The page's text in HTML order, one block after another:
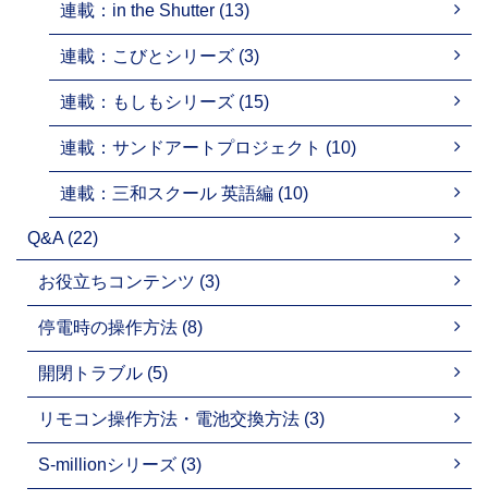
連載：in the Shutter (13)
連載：こびとシリーズ (3)
連載：もしもシリーズ (15)
連載：サンドアートプロジェクト (10)
連載：三和スクール 英語編 (10)
Q&A (22)
お役立ちコンテンツ (3)
停電時の操作方法 (8)
開閉トラブル (5)
リモコン操作方法・電池交換方法 (3)
S-millionシリーズ (3)